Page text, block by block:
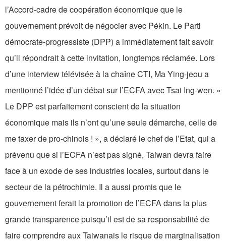
l’Accord-cadre de coopération économique que le
gouvernement prévoit de négocier avec Pékin. Le Parti
démocrate-progressiste (DPP) a immédiatement fait savoir
qu’il répondrait à cette invitation, longtemps réclamée. Lors
d’une interview télévisée à la chaîne CTI, Ma Ying-jeou a
mentionné l’idée d’un débat sur l’ECFA avec Tsai Ing-wen. «
Le DPP est parfaitement conscient de la situation
économique mais ils n’ont qu’une seule démarche, celle de
me taxer de pro-chinois ! », a déclaré le chef de l’Etat, qui a
prévenu que si l’ECFA n’est pas signé, Taiwan devra faire
face à un exode de ses industries locales, surtout dans le
secteur de la pétrochimie. Il a aussi promis que le
gouvernement ferait la promotion de l’ECFA dans la plus
grande transparence puisqu’il est de sa responsabilité de
faire comprendre aux Taiwanais le risque de marginalisation